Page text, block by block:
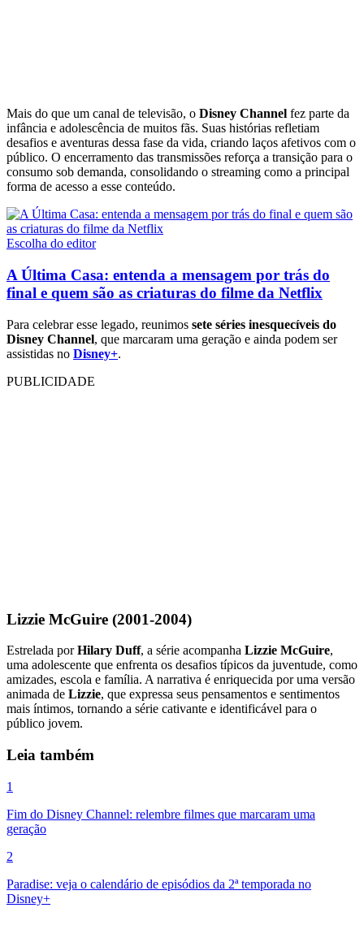
Mais do que um canal de televisão, o Disney Channel fez parte da
infância e adolescência de muitos fãs. Suas histórias refletiam
desafios e aventuras dessa fase da vida, criando laços afetivos com o
público. O encerramento das transmissões reforça a transição para o
consumo sob demanda, consolidando o streaming como a principal
forma de acesso a esse conteúdo.
Escolha do editor
A Última Casa: entenda a mensagem por trás do
final e quem são as criaturas do filme da Netflix
Para celebrar esse legado, reunimos sete séries inesquecíveis do
Disney Channel, que marcaram uma geração e ainda podem ser
assistidas no Disney+.
PUBLICIDADE
Lizzie McGuire (2001-2004)
Estrelada porHilary Duff, a série acompanha Lizzie McGuire,
uma adolescente que enfrenta os desafios típicos da juventude, como
amizades, escola e família. A narrativa é enriquecida por uma versão
animada de Lizzie, que expressa seus pensamentos e sentimentos
mais íntimos, tornando a série cativante e identificável para o
público jovem.
Leia também
1
Fim do Disney Channel: relembre filmes que marcaram uma
geração
2
Paradise: veja o calendário de episódios da 2ª temporada no
Disney+